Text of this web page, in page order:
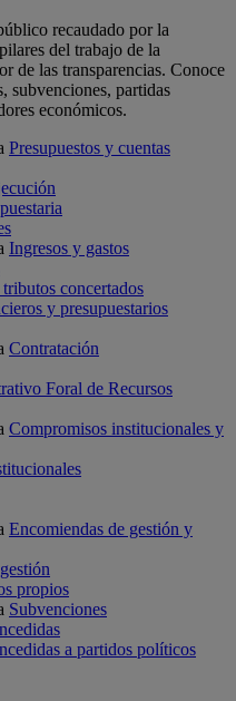
recaudado por la
del trabajo de la
de las transparencias. Conoce
subvenciones, partidas
económicos.
Presupuestos y cuentas
Ingresos y gastos
concertados
y presupuestarios
Contratación
Foral de Recursos
Compromisos institucionales y
Encomiendas de gestión y
propios
Subvenciones
a partidos políticos